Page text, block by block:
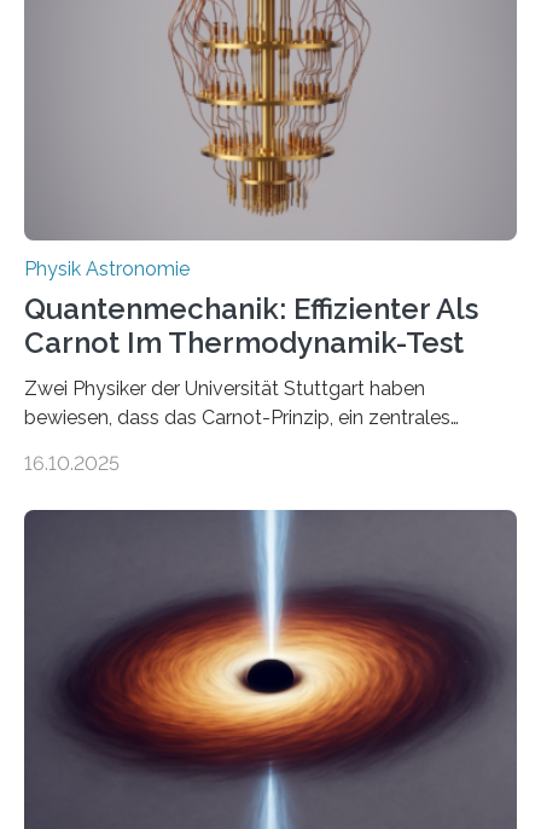
Jahre alt geworden ist, weshalb die UNESCO 2025 zum
Internationalen Jahr der Quantenwissenschaft und -
technologie ausgerufen hat. Doch nun hat eine
internationale Forschungsgruppe um den
Physik Astronomie
Quantenmechanik: Effizienter Als
Carnot Im Thermodynamik-Test
Zwei Physiker der Universität Stuttgart haben
bewiesen, dass das Carnot-Prinzip, ein zentrales
Größenordnung von Atomen gilt, deren physikalische
Quantenmotoren voranbringen. Das
Wissenschaftsjournal Science Advances veröffentlichte
die Herleitung. (DOI: 10.1126/sciadv.adw8462)
Verbrennungsmotoren oder Dampfturbinen sind
Wärmekraftmaschinen: Sie wandeln thermische
Energie in mechanische Bewegung um – oder anders
ausgedrückt, Wärme in Bewegung. In
quantenmechanischen Experimenten ist es in den…
16.10.2025